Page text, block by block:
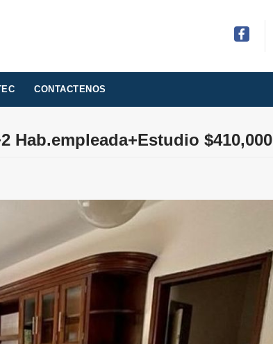
Facebook
CONTACTENOS
Hab.empleada+Estudio $410,000